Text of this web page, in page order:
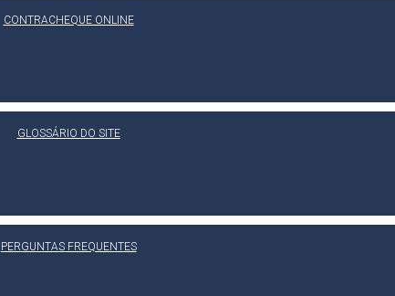
CONTRACHEQUE ONLINE
GLOSSÁRIO DO SITE
PERGUNTAS FREQUENTES